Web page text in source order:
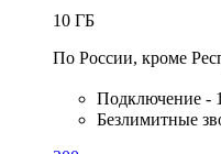
10 ГБ
По России, кроме
Подключение -
Безлимитные